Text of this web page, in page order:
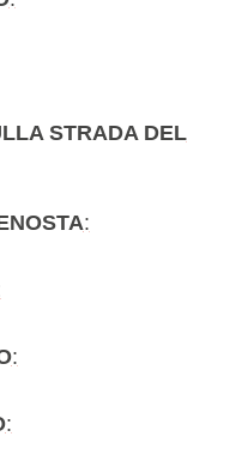
STRADA DEL
:
:
: